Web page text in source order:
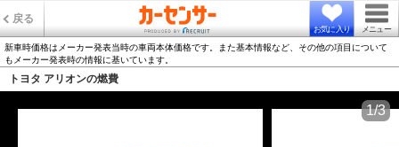
戻る
お気に入り メニュー
新車時価格はメーカー発表当時の車両本体価格です。また基本情報など、その他の項目について
もメーカー発表時の情報に基いています。
トヨタ アリオンの燃費
1/3